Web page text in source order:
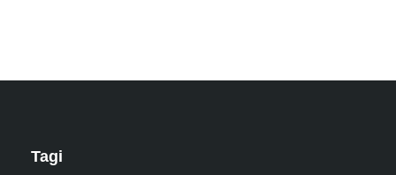
Tagi